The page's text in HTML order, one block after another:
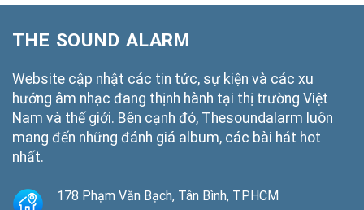
THE SOUND ALARM
Website cập nhật các tin tức, sự kiện và các xu
hướng âm nhạc đang thịnh hành tại thị trường Việt
Nam và thế giới. Bên cạnh đó, Thesoundalarm luôn
mang đến những đánh giá album, các bài hát hot
nhất.
178 Phạm Văn Bạch, Tân Bình, TPHCM